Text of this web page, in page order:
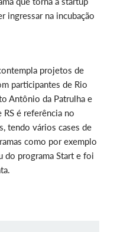
ingressar na incubação
projetos de
participantes de Rio
Antônio da Patrulha e
RS é referência no
tendo vários cases de
como por exemplo
do programa Start e foi